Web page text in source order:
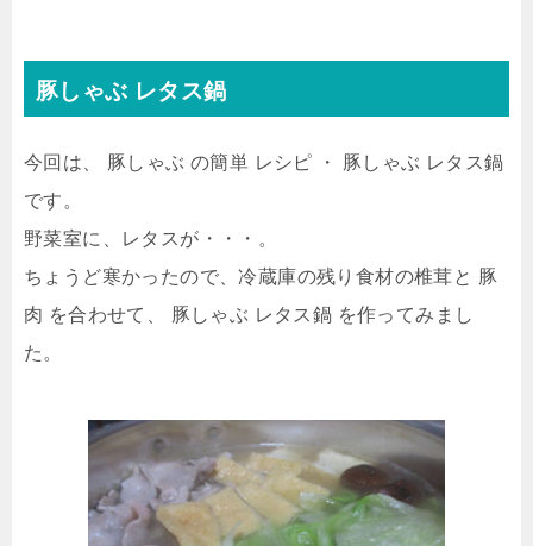
豚しゃぶ レタス鍋
今回は、 豚しゃぶ の簡単 レシピ ・ 豚しゃぶ レタス鍋
です。
野菜室に、レタスが・・・。
ちょうど寒かったので、冷蔵庫の残り食材の椎茸と 豚
肉 を合わせて、 豚しゃぶ レタス鍋 を作ってみまし
た。